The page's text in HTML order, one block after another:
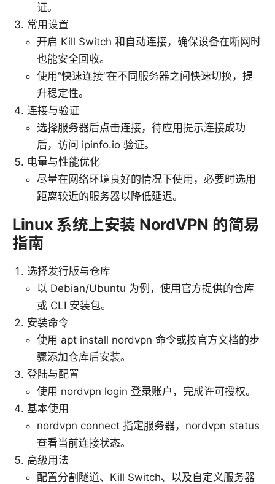
证。
常用设置
开启 Kill Switch 和自动连接，确保设备在断网时
也能安全回收。
使用“快速连接”在不同服务器之间快速切换，提
升稳定性。
连接与验证
选择服务器后点击连接，待应用提示连接成功
后，访问 ipinfo.io 验证。
电量与性能优化
尽量在网络环境良好的情况下使用，必要时选用
距离较近的服务器以降低延迟。
Linux 系统上安装 NordVPN 的简易
指南
选择发行版与仓库
以 Debian/Ubuntu 为例，使用官方提供的仓库
或 CLI 安装包。
安装命令
使用 apt install nordvpn 命令或按官方文档的步
骤添加仓库后安装。
登陆与配置
使用 nordvpn login 登录账户，完成许可授权。
基本使用
nordvpn connect 指定服务器，nordvpn status
查看当前连接状态。
高级用法
配置分割隧道、Kill Switch、以及自定义服务器